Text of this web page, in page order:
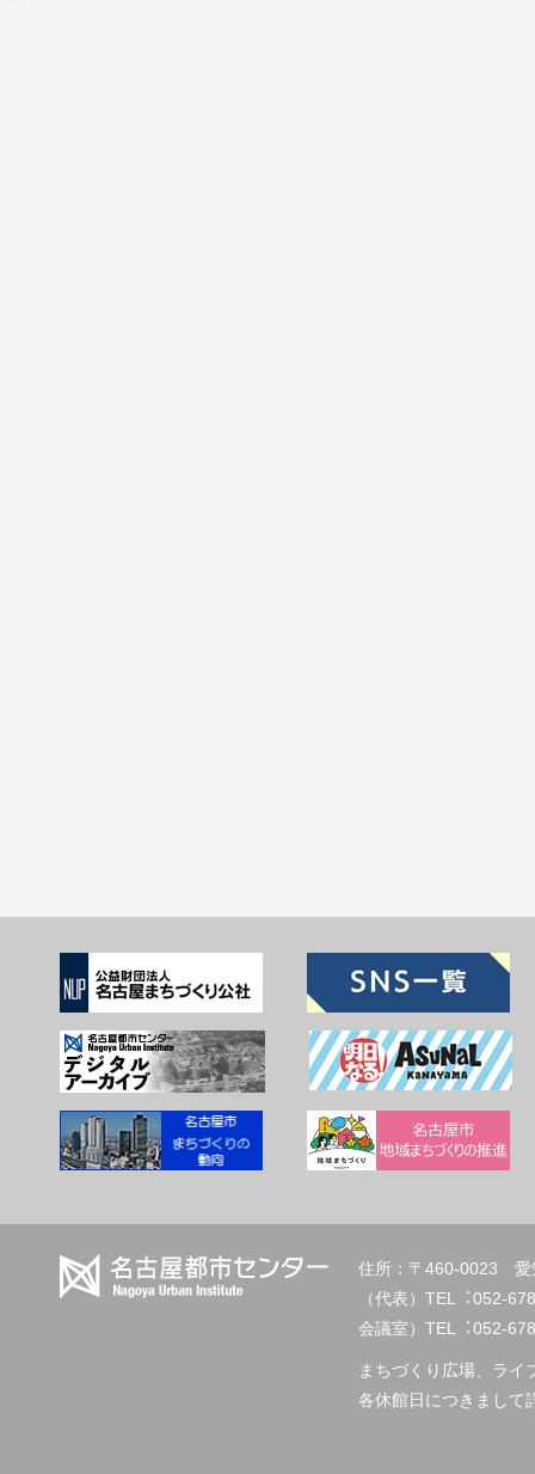
住所：〒460-0023 愛
（代表）
会議室）TEL︓052-
まちづくり広場、ライ
各休館日につきまして